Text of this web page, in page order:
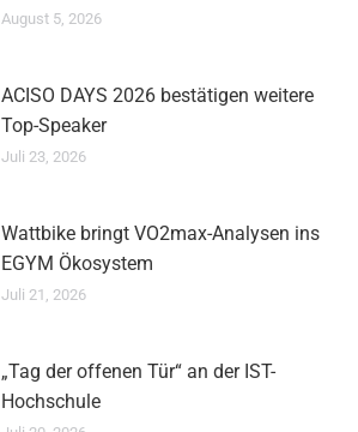
August 5, 2026
ACISO DAYS 2026 bestätigen weitere
Top-Speaker
Juli 23, 2026
Wattbike bringt VO2max-Analysen ins
EGYM Ökosystem
Juli 21, 2026
„Tag der offenen Tür“ an der IST-
Hochschule